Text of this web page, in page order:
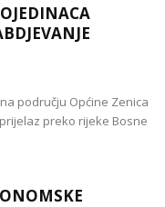
području Općine Zenica
preko rijeke Bosne